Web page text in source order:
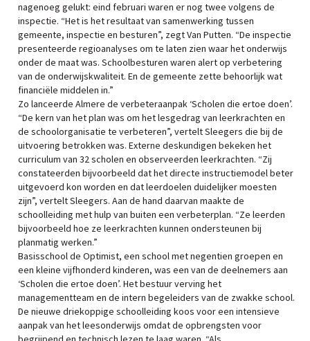
nagenoeg gelukt: eind februari waren er nog twee volgens de
inspectie. “Het is het resultaat van samenwerking tussen
gemeente, inspectie en besturen”, zegt Van Putten. “De inspectie
presenteerde regioanalyses om te laten zien waar het onderwijs
onder de maat was. Schoolbesturen waren alert op verbetering
van de onderwijskwaliteit. En de gemeente zette behoorlijk wat
financiële middelen in.”
Zo lanceerde Almere de verbeteraanpak ‘Scholen die ertoe doen’.
“De kern van het plan was om het lesgedrag van leerkrachten en
de schoolorganisatie te verbeteren”, vertelt Sleegers die bij de
uitvoering betrokken was. Externe deskundigen bekeken het
curriculum van 32 scholen en observeerden leerkrachten. “Zij
constateerden bijvoorbeeld dat het directe instructiemodel beter
uitgevoerd kon worden en dat leerdoelen duidelijker moesten
zijn”, vertelt Sleegers. Aan de hand daarvan maakte de
schoolleiding met hulp van buiten een verbeterplan. “Ze leerden
bijvoorbeeld hoe ze leerkrachten kunnen ondersteunen bij
planmatig werken.”
Basisschool de Optimist, een school met negentien groepen en
een kleine vijfhonderd kinderen, was een van de deelnemers aan
‘Scholen die ertoe doen’. Het bestuur verving het
managementteam en de intern begeleiders van de zwakke school.
De nieuwe driekoppige schoolleiding koos voor een intensieve
aanpak van het leesonderwijs omdat de opbrengsten voor